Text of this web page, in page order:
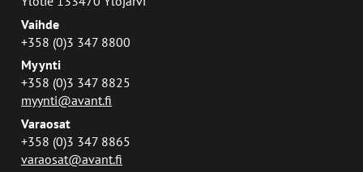
Vaihde
+358 (0)3 347 8800
Myynti
+358 (0)3 347 8825
myynti@avant.fi
Varaosat
+358 (0)3 347 8865
varaosat@avant.fi